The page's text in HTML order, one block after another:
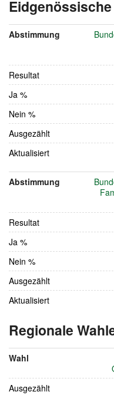
2006
2006
2006
Abstimmung
Resultat
Ja %
Nein %
Ausgezählt
Aktualisiert
Abstimmung
Resultat
Ja %
Nein %
Ausgezählt
Aktualisiert
Regionale
Wahl
Ausgezählt